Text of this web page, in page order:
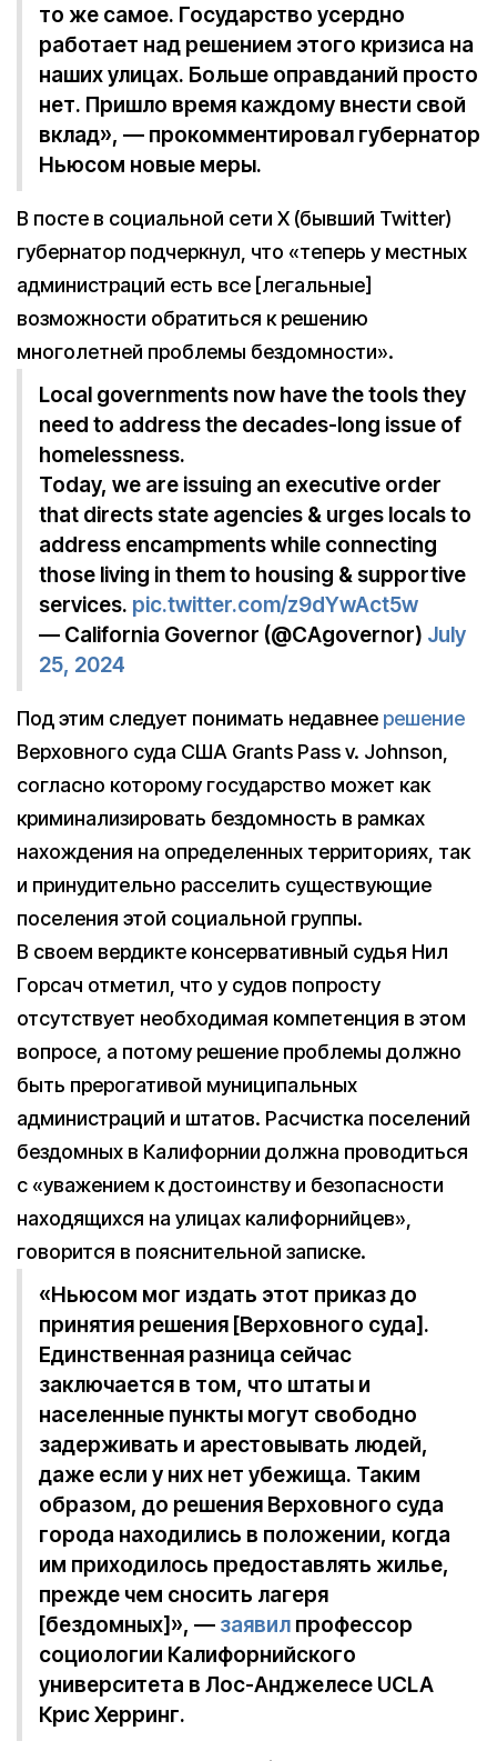
то же самое. Государство усердно
работает над решением этого кризиса на
наших улицах. Больше оправданий просто
нет. Пришло время каждому внести свой
вклад», — прокомментировал губернатор
Ньюсом новые меры.
В посте в социальной сети X (бывший Twitter)
губернатор подчеркнул, что «теперь у местных
администраций есть все [легальные]
возможности обратиться к решению
многолетней проблемы бездомности».
Local governments now have the tools they
need to address the decades-long issue of
homelessness.
Today, we are issuing an executive order
that directs state agencies & urges locals to
address encampments while connecting
those living in them to housing & supportive
services. pic.twitter.com/z9dYwAct5w
— California Governor (@CAgovernor) July
25, 2024
Под этим следует понимать недавнее решение
Верховного суда США Grants Pass v. Johnson,
согласно которому государство может как
криминализировать бездомность в рамках
нахождения на определенных территориях, так
и принудительно расселить существующие
поселения этой социальной группы.
В своем вердикте консервативный судья Нил
Горсач отметил, что у судов попросту
отсутствует необходимая компетенция в этом
вопросе, а потому решение проблемы должно
быть прерогативой муниципальных
администраций и штатов. Расчистка поселений
бездомных в Калифорнии должна проводиться
с «уважением к достоинству и безопасности
находящихся на улицах калифорнийцев»,
говорится в пояснительной записке.
«Ньюсом мог издать этот приказ до
принятия решения [Верховного суда].
Единственная разница сейчас
заключается в том, что штаты и
населенные пункты могут свободно
задерживать и арестовывать людей,
даже если у них нет убежища. Таким
образом, до решения Верховного суда
города находились в положении, когда
им приходилось предоставлять жилье,
прежде чем сносить лагеря
[бездомных]», — заявил профессор
социологии Калифорнийского
университета в Лос-Анджелесе UCLA
Крис Херринг.